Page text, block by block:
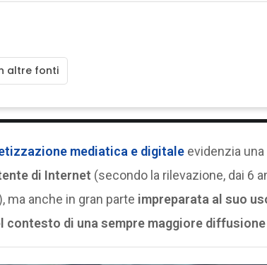
altre fonti
mediatica e digitaleevidenzia una
di Internet (secondo la rilevazione, dai 6
ma anche in gran parte impreparata al suo
di una sempre maggiore diffusione